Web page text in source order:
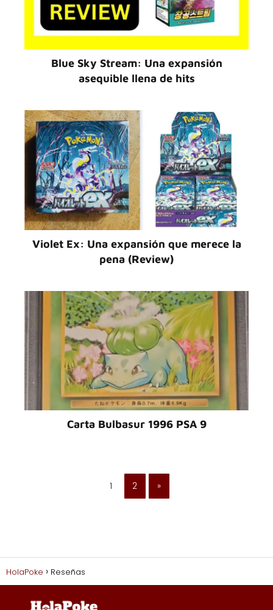
Blue Sky Stream: Una expansión
asequible llena de hits
Violet Ex: Una expansión que merece la
pena (Review)
Carta Bulbasur 1996 PSA 9
1 2 »
HolaPoke Reseñas